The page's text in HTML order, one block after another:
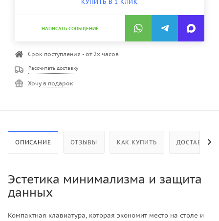
КУПИТЬ В 1 КЛИК
НАПИСАТЬ СООБЩЕНИЕ
Срок поступления - от 2х часов
Рассчитать доставку
Хочу в подарок
ОПИСАНИЕ ОТЗЫВЫ КАК КУПИТЬ ДОСТАВКА
Эстетика минимализма и защита
данных
Компактная клавиатура, которая экономит место на столе и